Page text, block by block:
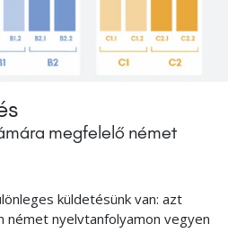
megfelelő német
küldetésünk van: azt
német nyelvtanfolyamon vegyen